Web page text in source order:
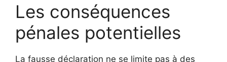
Les conséquences
pénales potentielles
La fausse déclaration ne se limite pas à des